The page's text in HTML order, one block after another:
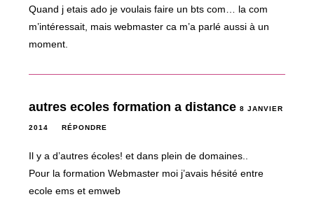
Quand j etais ado je voulais faire un bts com… la com
m’intéressait, mais webmaster ca m’a parlé aussi à un
moment.
autres ecoles formation a distance8 JANVIER
2014 RÉPONDRE
Il y a d’autres écoles! et dans plein de domaines..
Pour la formation Webmaster moi j’avais hésité entre
ecole ems et emweb